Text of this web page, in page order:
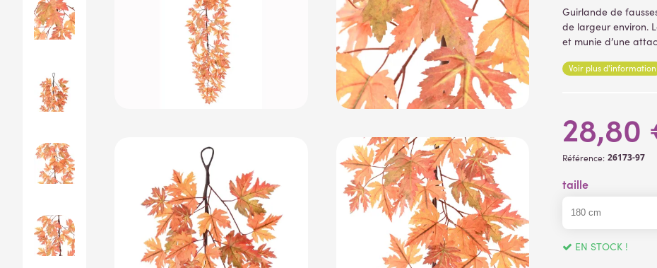
Guirlande de
de largeur environ.
et munie d’une
Voir plus d'information
28,80
Référence: 26173-97
taille
EN STOCK !